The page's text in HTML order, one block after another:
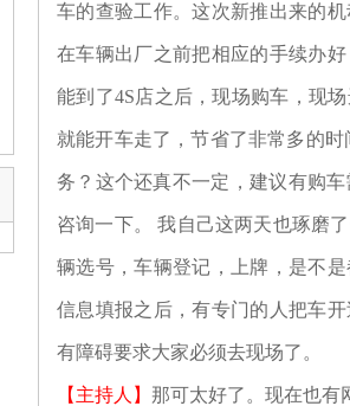
车的查验工作。这次新推出来的
在车辆出厂之前把相应的手续办
能到了4S店之后，现场购车，现
就能开车走了，节省了非常多的
务？这个还真不一定，建议有购
咨询一下。 我自己这两天也琢磨
辆选号，车辆登记，上牌，是不
信息填报之后，有专门的人把车
有障碍要求大家必须去现场了。
【主持人】 那可太好了。现在也有